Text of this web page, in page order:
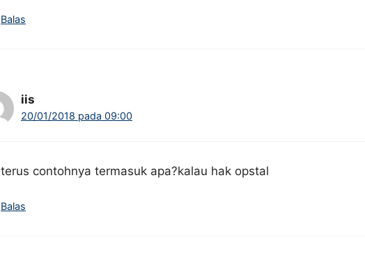
Balas
iis
20/01/2018 pada 09:00
terus contohnya termasuk apa?kalau hak opstal
Balas